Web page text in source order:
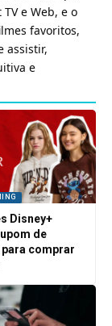
TVe Web, e o
favoritos,
assistir,
e
Disney+
de
comprar